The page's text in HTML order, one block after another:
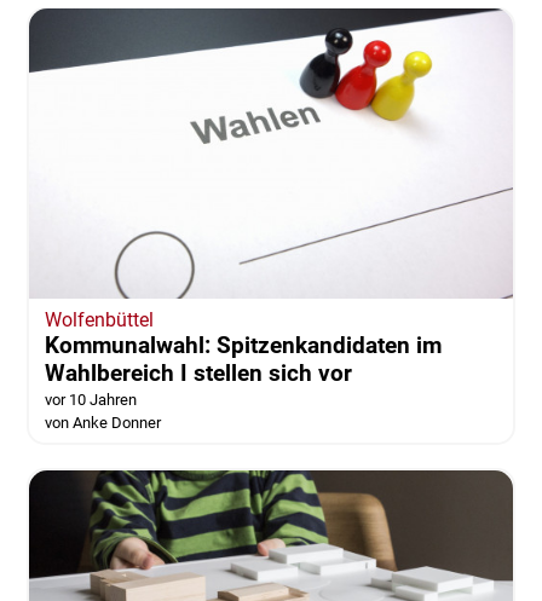
Wolfenbüttel
Kommunalwahl: Spitzenkandidaten im
Wahlbereich I stellen sich vor
vor 10 Jahren
von Anke Donner